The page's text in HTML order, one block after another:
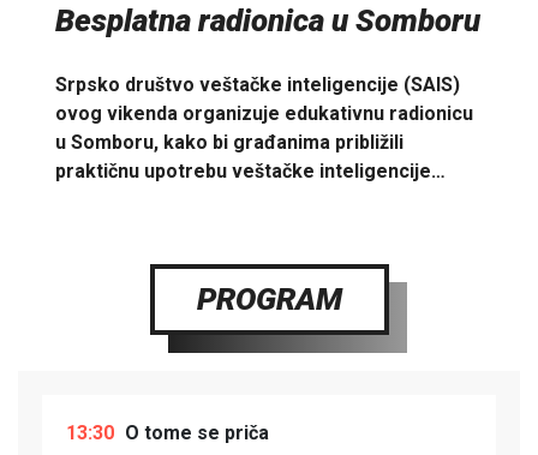
Besplatna radionica u Somboru
Srpsko društvo veštačke inteligencije (SAIS)
ovog vikenda organizuje edukativnu radionicu
u Somboru, kako bi građanima približili
praktičnu upotrebu veštačke inteligencije…
PROGRAM
13:30 O tome se priča